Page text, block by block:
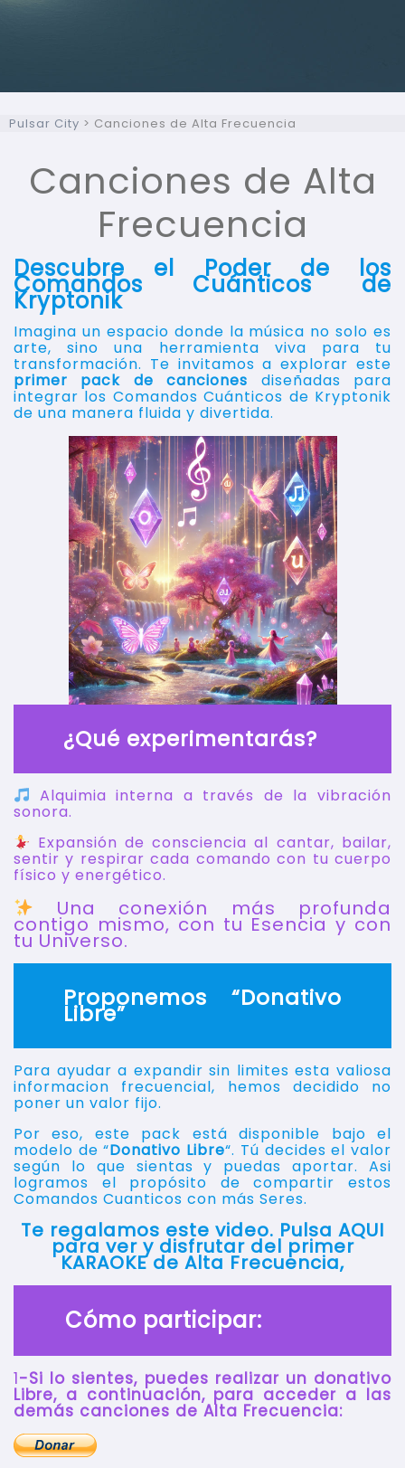
Pulsar City > Canciones de Alta Frecuencia
Canciones de Alta
Frecuencia
Descubre el Poder de los
Comandos Cuánticos de
Kryptonik
Imagina un espacio donde la música no solo es
arte, sino una herramienta viva para tu
transformación. Te invitamos a explorar este
primer pack de canciones diseñadas para
integrar los Comandos Cuánticos de Kryptonik
de una manera fluida y divertida.
¿Qué experimentarás?
Alquimia interna a través de la vibración
sonora.
Expansión de consciencia al cantar, bailar,
sentir y respirar cada comando con tu cuerpo
físico y energético.
Una conexión más profunda
contigo mismo, con tu Esencia y con
tu Universo.
Proponemos “Donativo
Libre”
Para ayudar a expandir sin limites esta valiosa
informacion frecuencial, hemos decidido no
poner un valor fijo.
Por eso, este pack está disponible bajo el
modelo de “Donativo Libre“. Tú decides el valor
según lo que sientas y puedas aportar. Asi
logramos el propósito de compartir estos
Comandos Cuanticos con más Seres.
Te regalamos este video. Pulsa AQUI
para ver y disfrutar del primer
KARAOKE de Alta Frecuencia,
Cómo participar:
1-Si lo sientes, puedes realizar un donativo
Libre, a continuación, para acceder a las
demás canciones de Alta Frecuencia: